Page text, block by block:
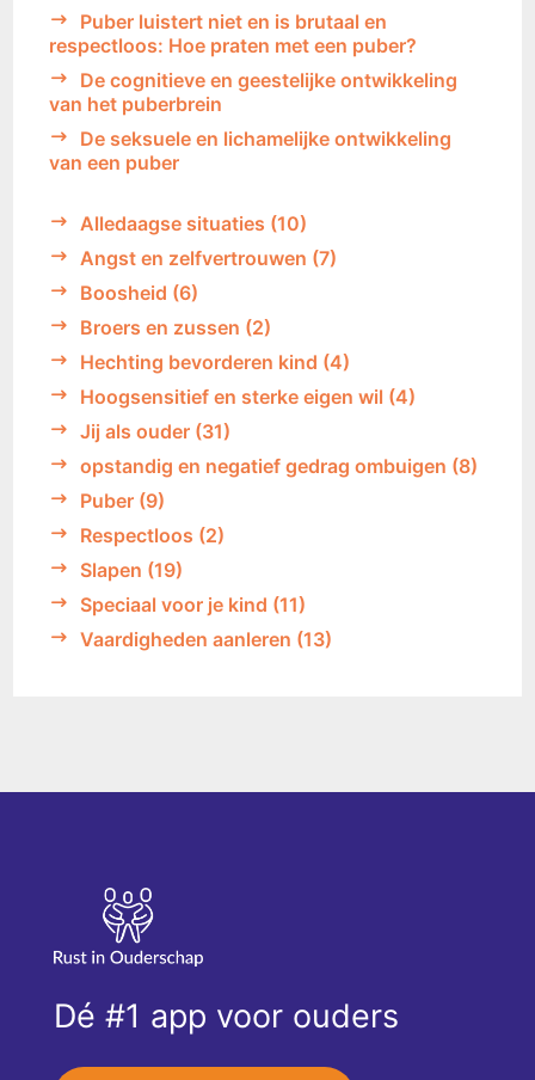
Puber luistert niet en is brutaal en
respectloos: Hoe praten met een puber?
De cognitieve en geestelijke ontwikkeling
van het puberbrein
De seksuele en lichamelijke ontwikkeling
van een puber
Alledaagse situaties (10)
Angst en zelfvertrouwen (7)
Boosheid (6)
Broers en zussen (2)
Hechting bevorderen kind (4)
Hoogsensitief en sterke eigen wil (4)
Jij als ouder (31)
opstandig en negatief gedrag ombuigen (8)
Puber (9)
Respectloos (2)
Slapen (19)
Speciaal voor je kind (11)
Vaardigheden aanleren (13)
Dé #1 app voor ouders